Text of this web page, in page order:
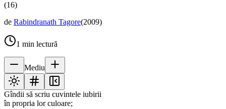
(16)
de Rabindranath Tagore(2009)
1 min lectură
Mediu
Gîndii să scriu cuvintele iubirii
în propria lor culoare;